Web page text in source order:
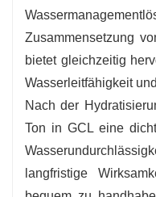
Projektzeit reduziert
-
Laufe der
dichte
mit der Zeit
-Haltbarkeit:
und chemische
anhaltende
Zusammensetzung
bietet gleichzeitig
Wasserleitfähigkeit
Nach der
Ton in GCL eine
langfristige